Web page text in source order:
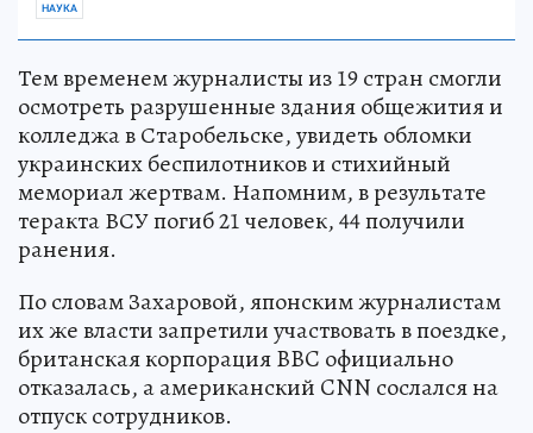
НАУКА
Тем временем журналисты из 19 стран смогли
осмотреть разрушенные здания общежития и
колледжа в Старобельске, увидеть обломки
украинских беспилотников и стихийный
мемориал жертвам. Напомним, в результате
теракта ВСУ погиб 21 человек, 44 получили
ранения.
По словам Захаровой, японским журналистам
их же власти запретили участвовать в поездке,
британская корпорация BBC официально
отказалась, а американский CNN сослался на
отпуск сотрудников.